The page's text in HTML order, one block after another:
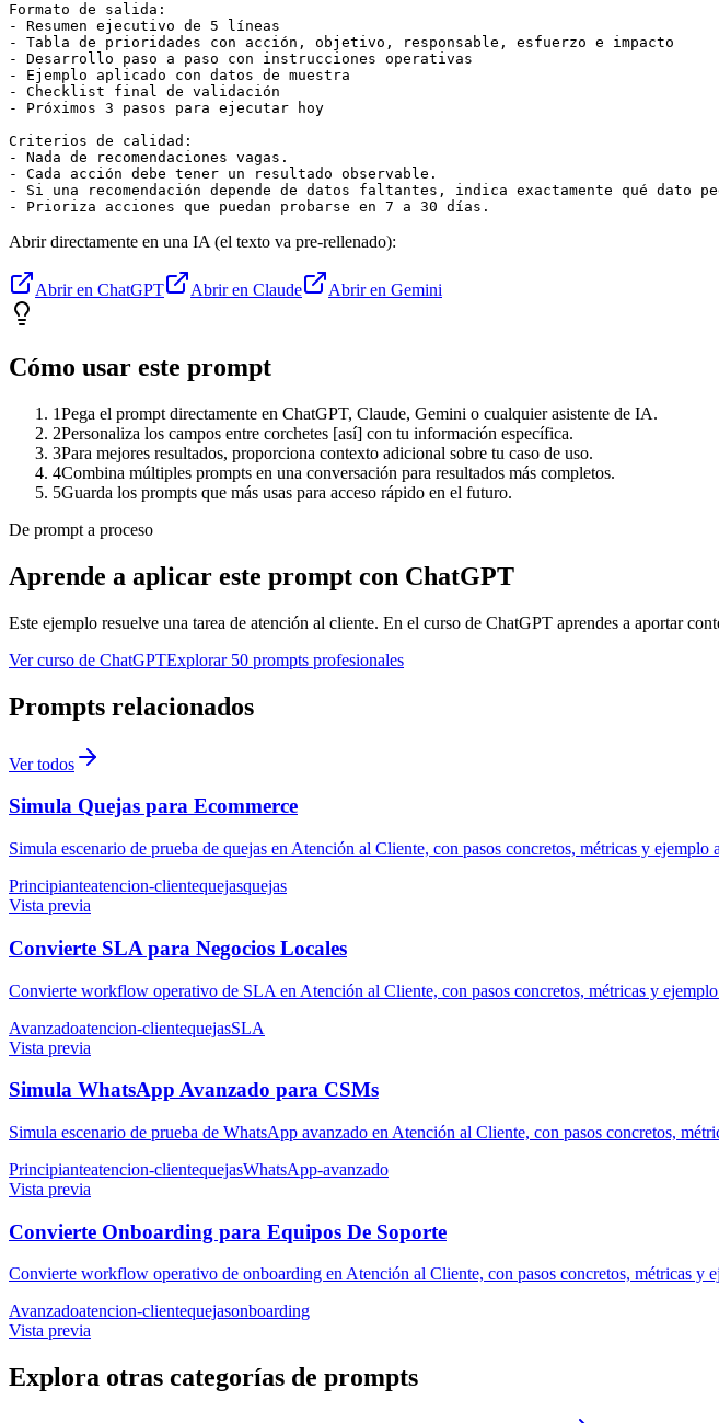
Formato de salida:
- Resumen ejecutivo de 5 líneas
- Tabla de prioridades con acción, objetivo, responsable, esfuerzo e impacto
- Desarrollo paso a paso con instrucciones operativas
- Ejemplo aplicado con datos de muestra
- Checklist final de validación
- Próximos 3 pasos para ejecutar hoy
Criterios de calidad:
- Nada de recomendaciones vagas.
- Cada acción debe tener un resultado observable.
- Si una recomendación depende de datos faltantes, indica exactamente qué dato
- Prioriza acciones que puedan probarse en 7 a 30 días.
Abrir directamente en una IA (el texto va pre-rellenado):
Abrir en ChatGPT Abrir en Claude Abrir en Gemini
Cómo usar este prompt
1Pega el prompt directamente en ChatGPT, Claude, Gemini o cualquier asistente de IA.
2Personaliza los campos entre corchetes [así] con tu información específica.
3Para mejores resultados, proporciona contexto adicional sobre tu caso de uso.
4Combina múltiples prompts en una conversación para resultados más completos.
5Guarda los prompts que más usas para acceso rápido en el futuro.
De prompt a proceso
Aprende a aplicar este prompt con ChatGPT
Este ejemplo resuelve una tarea de atención al cliente. En el curso de ChatGPT aprendes a aportar
Ver curso de ChatGPTExplorar 50 prompts profesionales
Prompts relacionados
Ver todos
Simula Quejas para Ecommerce
Simula escenario de prueba de quejas en Atención al Cliente, con pasos concretos, métricas y ejemplo
Principianteatencion-clientequejasquejas
Vista previa
Convierte SLA para Negocios Locales
Convierte workflow operativo de SLA en Atención al Cliente, con pasos concretos, métricas y
Avanzadoatencion-clientequejasSLA
Vista previa
Simula WhatsApp Avanzado para CSMs
Simula escenario de prueba de WhatsApp avanzado en Atención al Cliente, con pasos concretos,
Principianteatencion-clientequejasWhatsApp-avanzado
Vista previa
Convierte Onboarding para Equipos De Soporte
Convierte workflow operativo de onboarding en Atención al Cliente, con pasos concretos, métricas y
Avanzadoatencion-clientequejasonboarding
Vista previa
Explora otras categorías de prompts